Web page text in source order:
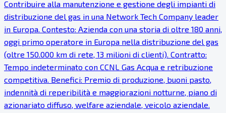
Contribuire alla manutenzione e gestione degli impianti di
distribuzione del gas in una Network Tech Company leader
in Europa. Contesto: Azienda con una storia di oltre 180 anni,
oggi primo operatore in Europa nella distribuzione del gas
(oltre 150.000 km di rete, 13 milioni di clienti). Contratto:
Tempo indeterminato con CCNL Gas Acqua e retribuzione
competitiva. Benefici: Premio di produzione, buoni pasto,
indennità di reperibilità e maggiorazioni notturne, piano di
azionariato diffuso, welfare aziendale, veicolo aziendale.